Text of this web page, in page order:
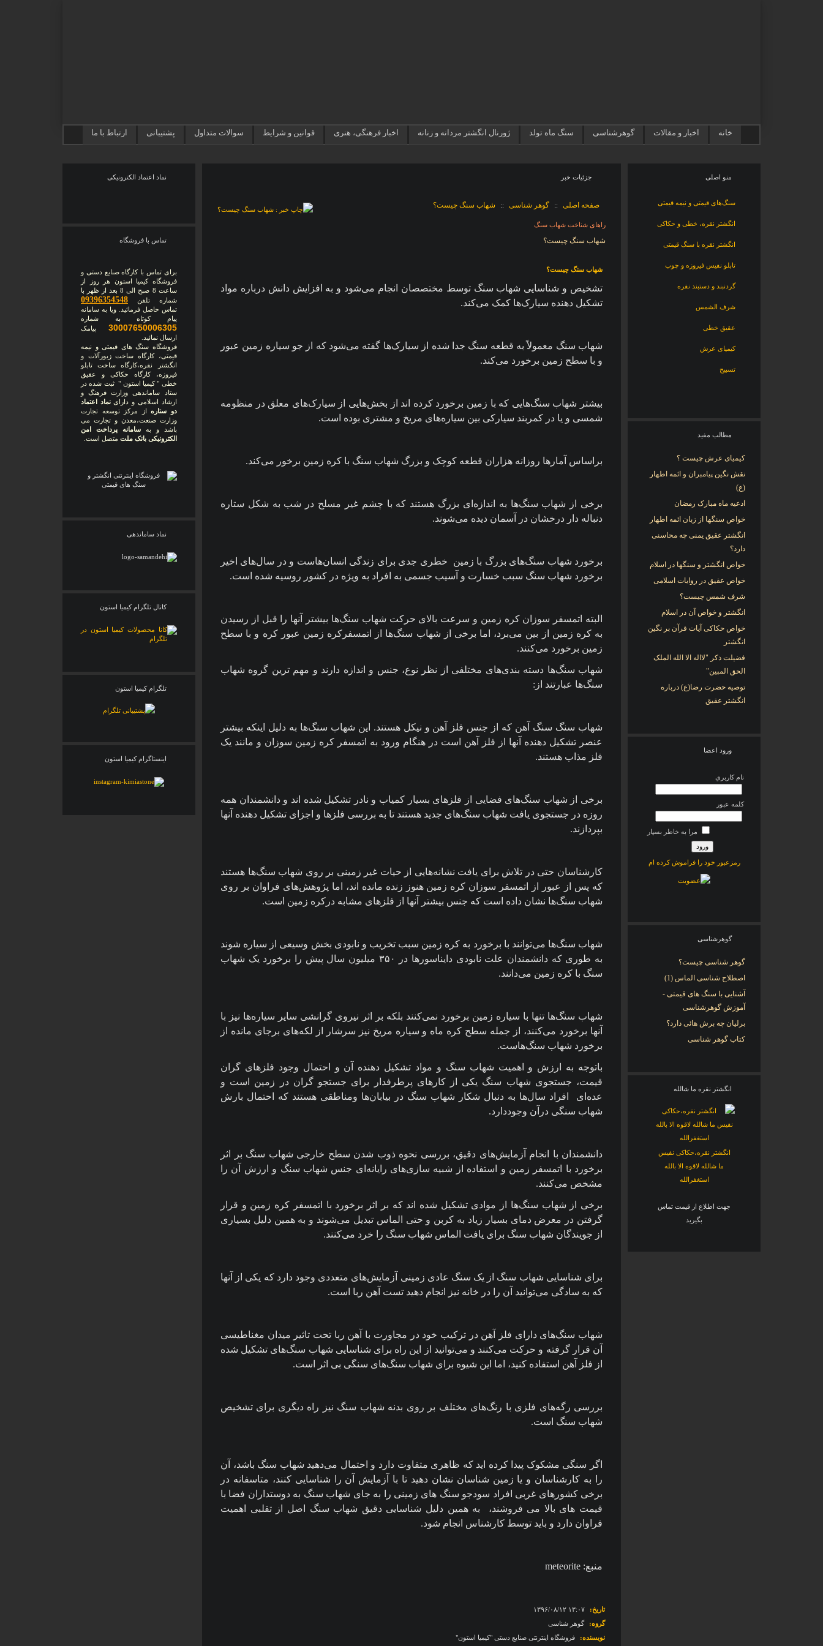
خانه اخبار و مقالات گوهرشناسی سنگ ماه تولد ژورنال انگشتر مردانه و زنانه اخبار فرهنگی، هنری قوانین و شرایط سوالات متداول پشتیبانی ارتباط با ما
منو اصلی
سنگ‌های قیمتی و نیمه قیمتی
انگشتر نقره، خطی و حکاکی
انگشتر نقره با سنگ قیمتی
تابلو نفیس فیروزه و چوب
گردنبند و دستبند نقره
شرف الشمس
عقیق خطی
کیمیای عرش
تسبیح
مطالب مفید
کیمیای عرش چیست ؟
نقش نگین پیامبران و ائمه اطهار
(ع)
ادعیه ماه مبارک رمضان
خواص سنگها از زبان ائمه اطهار
انگشتر عقیق یمنی چه محاسنی
دارد؟
خواص انگشتر و سنگها در اسلام
خواص عقیق در روایات اسلامی
شرف شمس چیست؟
انگشتر و خواص آن در اسلام
خواص حکاکی آیات قرآن بر نگین
انگشتر
فضیلت ذکر "لااله الا الله الملک
الحق المبین"
توصیه حضرت رضا(ع) درباره
انگشتر عقیق
ورود اعضا
نام کاربري
کلمه عبور
مرا به خاطر بسپار
رمزعبور خود را فراموش کرده ام
گوهرشناسی
گوهر شناسی چیست؟
اصطلاح شناسی الماس (1)
آشنایی با سنگ های قیمتی -
آموزش گوهرشناسی
برلیان چه برش هائی دارد؟
کتاب گوهر شناسی
انگشتر نقره ما شالله
انگشتر نقره،حکاکی نفیس
ما شالله لاقوه الا بالله
استغفرالله
جهت اطلاع از قیمت تماس
بگیرید
جزئيات خبر
صفحه اصلی :: گوهر شناسی :: شهاب سنگ چیست؟
راهای شناخت شهاب سنگ
شهاب سنگ چیست؟
شهاب سنگ چیست؟
تشخیص و شناسایی شهاب سنگ توسط مختصصان انجام می‌شود و به افزایش دانش درباره مواد
تشکیل دهنده سیارک‌ها کمک می‌کند.
شهاب سنگ معمولاً به قطعه سنگ جدا شده از سیارک‌ها گفته می‌شود که از جو سیاره زمین عبور
و با سطح زمین برخورد می‌کند.
بیشتر شهاب سنگ‌هایی که با زمین برخورد کرده اند از بخش‌هایی از سیارک‌های معلق در منظومه
شمسی و یا در کمربند سیارکی بین سیاره‌های مریخ و مشتری بوده است.
براساس آمار‌ها روزانه هزاران قطعه کوچک و بزرگ شهاب سنگ با کره زمین برخور می‌کند.
برخی از شهاب سنگ‌ها به اندازه‌ای بزرگ هستند که با چشم غیر مسلح در شب به شکل ستاره
دنباله دار درخشان در آسمان دیده می‌شوند.
برخورد شهاب سنگ‌های بزرگ با زمین
خطری جدی برای زندگی انسان‌هاست و در سال‌های اخیر
برخورد شهاب سنگ سبب خسارت و آسیب جسمی به افراد به ویژه در کشور روسیه شده است.
البته اتمسفر سوزان کره زمین و سرعت بالای حرکت شهاب سنگ‌ها بیشتر آنها را قبل از رسیدن
به کره زمین از بین می‌برد، اما برخی از شهاب سنگ‌ها از اتمسفرکره زمین عبور کره و با سطح
زمین برخورد می‌کنند.
شهاب سنگ‌ها دسته بندی‌های مختلفی از نظر نوع، جنس و اندازه دارند و مهم ترین گروه شهاب
سنگ‌ها عبارتند از:
شهاب سنگ سنگ آهن که از جنس فلز آهن و نیکل هستند. این شهاب سنگ‌ها به دلیل اینکه بیشتر
عنصر تشکیل دهنده آنها از فلز آهن است در هنگام ورود به اتمسفر کره زمین سوزان و مانند یک
فلز مذاب هستند.
برخی از شهاب سنگ‌های فضایی از فلز‌های بسیار کمیاب و نادر تشکیل شده اند و دانشمندان همه
روزه در جستجوی یافت شهاب سنگ‌های جدید هستند تا به بررسی فلز‌ها و اجزای تشکیل دهنده آنها
بپردازند.
کارشناسان حتی در تلاش برای یافت نشانه‌هایی از حیات غیر زمینی بر روی شهاب سنگ‌ها هستند
که پس از عبور از اتمسفر سوزان کره زمین هنوز زنده مانده اند، اما پژوهش‌های فراوان بر روی
شهاب سنگ‌ها نشان داده است که جنس بیشتر آنها از فلز‌های مشابه درکره زمین است.
شهاب سنگ‌ها می‌توانند با برخورد به کره زمین سبب تخریب و نابودی بخش وسیعی از سیاره شوند
به طوری که دانشمندان علت نابودی دایناسور‌ها در
۳۵۰ میلیون سال پیش را برخورد یک شهاب
سنگ با کره زمین می‌دانند.
شهاب سنگ‌ها تنها با سیاره زمین برخورد نمی‌کنند بلکه بر اثر نیروی گرانشی سایر سیاره‌ها نیز با
آنها برخورد می‌کنند، از جمله سطح کره ماه و سیاره مریخ نیز سرشار از لکه‌های برجای مانده از
برخورد شهاب سنگ‌هاست.
باتوجه به ارزش و اهمیت شهاب سنگ و مواد تشکیل دهنده آن و احتمال وجود فلز‌های گران
قیمت، جستجوی شهاب سنگ یکی از کار‌های پرطرفدار برای جستجو گران در زمین است و
عده‌ای
افراد سال‌ها به دنبال شکار شهاب سنگ در بیابان‌ها ومناطقی هستند که احتمال بارش
شهاب سنگی درآن وجوددارد.
دانشمندان با انجام آزمایش‌های دقیق، بررسی نحوه ذوب شدن سطح خارجی شهاب سنگ بر اثر
برخورد با اتمسفر زمین و استفاده از شبیه سازی‌های رایانه‌ای جنس شهاب سنگ و ارزش آن را
مشخص می‌کنند.
برخی از شهاب سنگ‌ها از موادی تشکیل شده اند که بر اثر برخورد با اتمسفر کره زمین و قرار
گرفتن در معرض دمای بسیار زیاد به کربن و حتی الماس تبدیل می‌شوند و به همین دلیل بسیاری
از جویندگان شهاب سنگ برای یافت الماس شهاب سنگ را خرد می‌کنند.
برای شناسایی شهاب سنگ از یک سنگ عادی زمینی آزمایش‌های متعددی وجود دارد که یکی از آنها
که به سادگی می‌توانید آن را در خانه نیز انجام دهید تست آهن ربا است.
شهاب سنگ‌های دارای فلز آهن در ترکیب خود در مجاورت با آهن ربا تحت تاثیر میدان مغناطیسی
آن قرار گرفته و حرکت می‌کنند و می‌توانید از این راه برای شناسایی شهاب سنگ‌های تشکیل شده
از فلز آهن استفاده کنید، اما این شیوه برای شهاب سنگ‌های سنگی بی اثر است.
بررسی رگه‌های فلزی با رنگ‌های مختلف بر روی بدنه شهاب سنگ نیز راه دیگری برای تشخیص
شهاب سنگ است.
اگر سنگی مشکوک پیدا کرده اید که ظاهری متفاوت دارد و احتمال می‌دهید شهاب سنگ باشد، آن
را به کارشناسان و یا زمین شناسان نشان دهید تا با آزمایش آن را شناسایی کنند، متاسفانه در
برخی کشورهای غربی افراد سودجو سنگ های زمینی را به جای شهاب سنگ به دوستداران فضا با
قیمت های بالا می فروشند،
به همین دلیل شناسایی دقیق شهاب سنگ اصل از تقلبی اهمیت
فراوان دارد و باید توسط کارشناس انجام شود.
منبع: meteorite
تاریخ:
گروه:
گوهر شناسی
نویسنده:
فروشگاه اینترنتی صنایع دستی "کیمیا استون"
نماد اعتماد الکترونیکی
تماس با فروشگاه
برای تماس با کارگاه صنایع دستی و
فروشگاه کیمیا استون هر روز از
ساعت 8 صبح الی 8 بعد از ظهر با
شماره تلفن 09396354548
تماس حاصل فرمائید. ویا به سامانه
پیام کوتاه به شماره
30007650006305 پیامک
ارسال نمائید.
فروشگاه سنگ های قیمتی و نیمه
قیمتی، کارگاه ساخت زیورآلات و
انگشتر نقره،کارگاه ساخت تابلو
فیروزه، کارگاه حکاکی و عقیق
خطی " کیمیا استون " ثبت شده در
ستاد ساماندهی وزارت فرهنگ و
ارشاد اسلامی و داراینماد اعتماد
دو ستاره از مرکز توسعه تجارت
وزارت صنعت،معدن و تجارت می
باشد و بهسامانه پرداخت امن
الکترونیکی بانک ملت متصل است.
نماد ساماندهی
کانال تلگرام کیمیا استون
تلگرام کیمیا استون
اینستاگرام کیمیا استون